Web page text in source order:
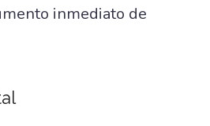
inmediato de